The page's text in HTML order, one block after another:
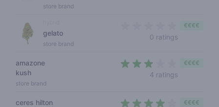
store brand
gelato
store brand
0 ratings
€€€€
amazone
kush
store brand
4 ratings
€€€€
ceres hilton €€€€